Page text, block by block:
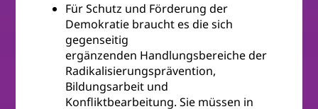
Für Schutz und Förderung der
Demokratie braucht es die sich
gegenseitig
ergänzenden Handlungsbereiche der
Radikalisierungsprävention,
Bildungsarbeit und
Konfliktbearbeitung. Sie müssen in